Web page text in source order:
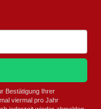
Bestätigung Ihrer
viermal pro Jahr